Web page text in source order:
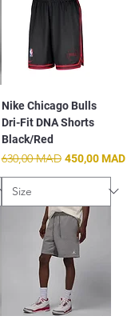
Nike Chicago Bulls
Dri-Fit DNA Shorts
Black/Red
Prix original
630,00 MAD Prix
450,00 MAD